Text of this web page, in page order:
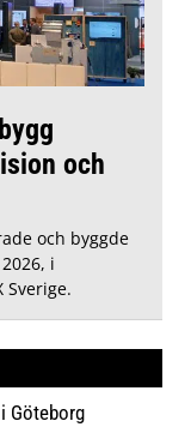
och
och byggde
i
Sverige.
Göteborg